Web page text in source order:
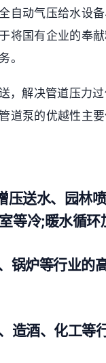
自动气压给水设
将国有企业的奉
。
，解决管道压力
道泵的优越性主要
压送水、园林
等冷;暖水循
锅炉等行业的
造酒、化工等